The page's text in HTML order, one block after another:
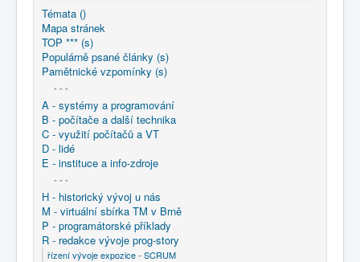
Témata ()
Mapa stránek
TOP *** (s)
Populárně psané články (s)
Pamětnické vzpomínky (s)
- - -
A - systémy a programování
B - počítače a další technika
C - využití počítačů a VT
D - lidé
E - instituce a info-zdroje
- - -
H - historický vývoj u nás
M - virtuální sbírka TM v Brně
P - programátorské příklady
R - redakce vývoje prog-story
řízení vývoje expozice - SCRUM